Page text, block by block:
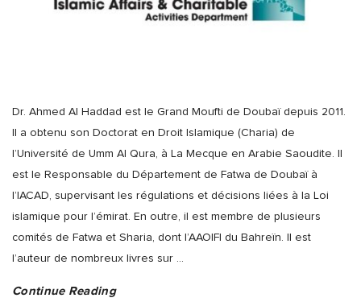
Dr. Ahmed Al Haddad est le Grand Moufti de Doubaï depuis 2011.
Il a obtenu son Doctorat en Droit Islamique (Charia) de
l’Université de Umm Al Qura, à La Mecque en Arabie Saoudite. Il
est le Responsable du Département de Fatwa de Doubaï à
l’IACAD, supervisant les régulations et décisions liées à la Loi
islamique pour l’émirat. En outre, il est membre de plusieurs
comités de Fatwa et Sharia, dont l’AAOIFI du Bahreïn. Il est
l’auteur de nombreux livres sur …
Continue Reading